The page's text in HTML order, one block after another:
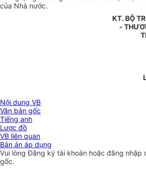
của Nhà nước.
KT. BỘ
-
Nội dung VB
Văn bản gốc
Tiếng anh
Lược đồ
VB liên quan
Bản án áp dụng
Vui lòngĐăng ký tài khoản hoặc đăng nhập
gốc.